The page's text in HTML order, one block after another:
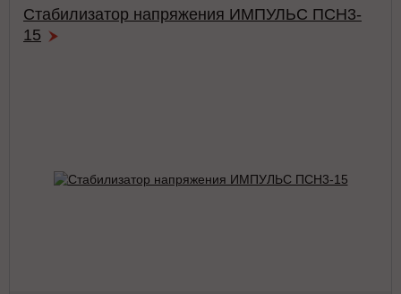
Стабилизатор напряжения ИМПУЛЬС ПСН3-
15